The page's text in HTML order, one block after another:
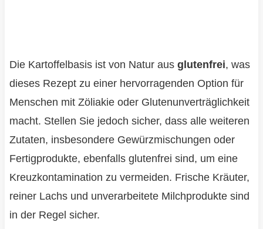
Die Kartoffelbasis ist von Natur aus glutenfrei, was
dieses Rezept zu einer hervorragenden Option für
Menschen mit Zöliakie oder Glutenunverträglichkeit
macht. Stellen Sie jedoch sicher, dass alle weiteren
Zutaten, insbesondere Gewürzmischungen oder
Fertigprodukte, ebenfalls glutenfrei sind, um eine
Kreuzkontamination zu vermeiden. Frische Kräuter,
reiner Lachs und unverarbeitete Milchprodukte sind
in der Regel sicher.